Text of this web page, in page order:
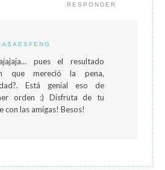
RESPONDER
pues el resultado
que mereció la pena,
Está genial eso de
orden :) Disfruta de tu
con las amigas! Besos!